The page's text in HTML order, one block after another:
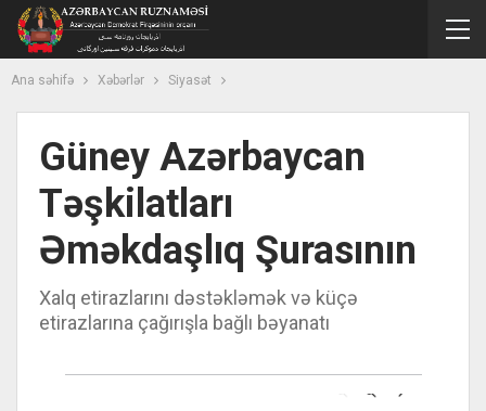
Ana səhifə Xəbərlər Siyasət
Güney Azərbaycan
Təşkilatları
Əməkdaşlıq Şurasının
Xalq etirazlarını dəstəkləmək və küçə
etirazlarına çağırışla bağlı bəyanatı